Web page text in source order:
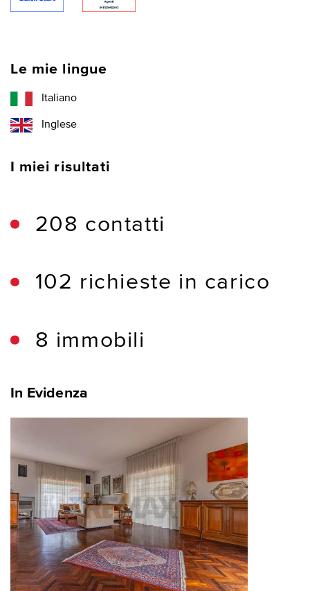
Le mie lingue
Italiano
Inglese
I miei risultati
208 contatti
102 richieste in carico
8 immobili
In Evidenza